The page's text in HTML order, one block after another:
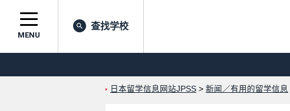
MENU
查找学校
日本留学信息网站JPSS > 新闻／有用的留学信息